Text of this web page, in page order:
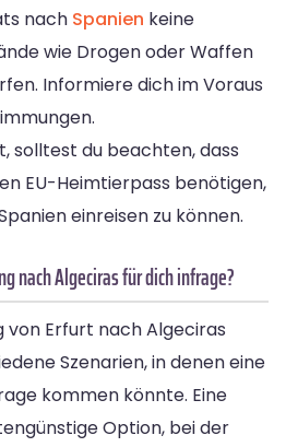
nach Spanien keine
wie Drogen oder Waffen
Informiere dich im Voraus
solltest du beachten, dass
EU-Heimtierpass benötigen,
einreisen zu können.
nach Algeciras für dich infrage?
von Erfurt nach Algeciras
Szenarien, in denen eine
kommen könnte. Eine
Option, bei der